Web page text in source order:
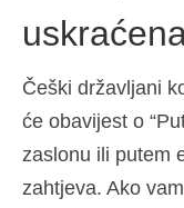
Češki državljani
će obavijest o
zaslonu ili putem
zahtjeva. Ako